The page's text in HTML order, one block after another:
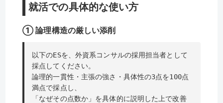
就活での具体的な使い方
① 論理構造の厳しい添削
以下のESを、外資系コンサルの採用担当者として
採点してください。
論理的一貫性・主張の強さ・具体性の3点を100点
満点で採点し、
「なぜその点数か」を具体的に説明した上で改善